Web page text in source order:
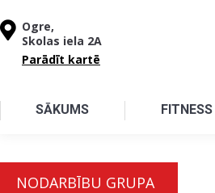
Ogre,
Skolas iela 2A
Parādīt kartē
SĀKUMS FITNESS
NODARBĪBU GRUPA